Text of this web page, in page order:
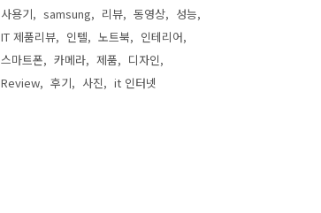
사용기
samsung 리뷰 동영상
성능
IT 제품리뷰
인텔 노트북
인테리어
스마트폰
카메라 제품
디자인
Review
후기 사진 it 인터넷